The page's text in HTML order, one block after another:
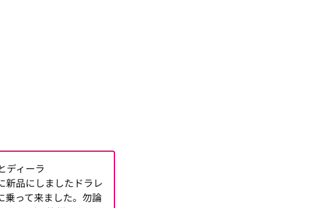
ディーラ
新品にしましたドラレ
乗って来ました。勿論